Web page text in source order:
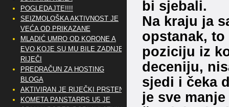
bi sjebali.
Na kraju ja
opstanak,
poziciju iz
deceniju,
sjedi i čeka
je sve
POGLEDAJTE!!!!
SEIZMOLOŠKA AKTIVNOST JE
VEĆA OD PRIKAZANE
MLADIĆ UMRO OD KORONE A
EVO KOJE SU MU BILE ZADNJE
RIJEČI
PREDRAČUN ZA HOSTING
BLOGA
AKTIVIRAN JE RIJEČKI PRSTEN
KOMETA PANSTARRS U5 JE